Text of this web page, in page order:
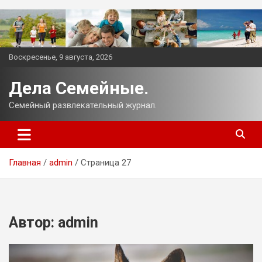
Перейти
к
содержимому
Воскресенье, 9 августа, 2026
Дела Семейные.
Семейный развлекательный журнал.
Главная admin Страница 27
Автор: admin